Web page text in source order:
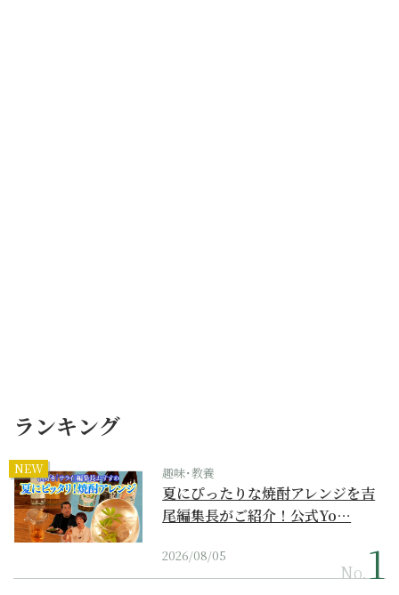
ランキング
NEW 趣味･教養
夏にぴったりな焼酎アレンジを吉
尾編集長がご紹介！公式Yo…
2026/08/05
No.